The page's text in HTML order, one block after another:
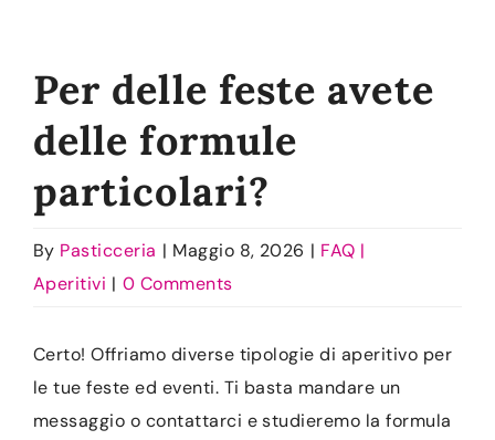
CHI SIAMO
LAVORA CON NOI
ACCOUNT
Per delle feste avete
delle formule
particolari?
By Pasticceria | Maggio 8, 2026 | FAQ |
Aperitivi | 0 Comments
Certo! Offriamo diverse tipologie di aperitivo per
le tue feste ed eventi. Ti basta mandare un
messaggio o contattarci e studieremo la formula